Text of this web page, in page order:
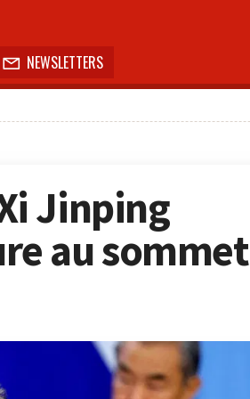
 NEWSLETTERS
Jinping
au sommet